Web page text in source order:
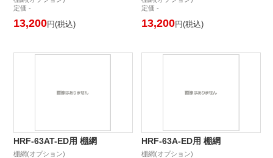
定価 -
13,200円(税込)
定価 -
13,200円(税込)
HRF-63AT-ED用 棚網
棚網(オプション)
HRF-63A-ED用 棚網
棚網(オプション)